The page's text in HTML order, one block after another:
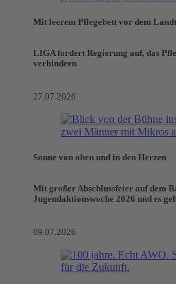
Mit leerem Pflegebett vor dem
LIGA fordert Regierung auf, das
verhindern
27.07.2026
Sonne von oben und in den Herzen
Mit großer Abschlussfeier auf dem
Jugendaktionswoche 2026 und es
09.07.2026